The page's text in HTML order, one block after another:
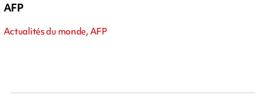
AFP
Actualités du monde, AFP